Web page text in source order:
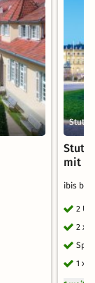
mit
ibis
2
2 x
1 x